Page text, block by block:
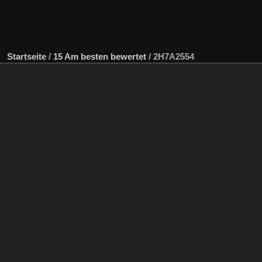
Startseite / 15 Am besten bewertet / 2H7A2554